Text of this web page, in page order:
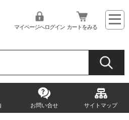
マイページへログイン カートをみる
お問い合せ サイトマップ